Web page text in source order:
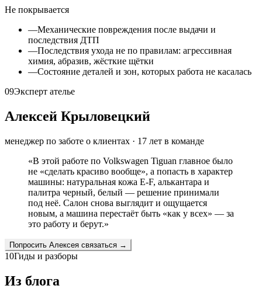
Не покрывается
—Механические повреждения после выдачи и
последствия ДТП
—Последствия ухода не по правилам: агрессивная
химия, абразив, жёсткие щётки
—Состояние деталей и зон, которых работа не касалась
09Эксперт ателье
Алексей Крыловецкий
менеджер по заботе о клиентах · 17 лет в команде
«В этой работе по Volkswagen Tiguan главное было
не «сделать красиво вообще», а попасть в характер
машины: натуральная кожа E-F, алькантара и
палитра черный, белый — решение принимали
под неё. Салон снова выглядит и ощущается
новым, а машина перестаёт быть «как у всех» — за
это работу и берут.»
Попросить Алексея связаться →
10Гиды и разборы
Из блога